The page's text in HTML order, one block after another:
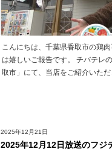
こんにちは、千葉県香取市の鶏
は嬉しいご報告です。 チバテレ
取市」にて、当店をご紹介いただ
2025年12月21日
2025年12月12日放送のフ